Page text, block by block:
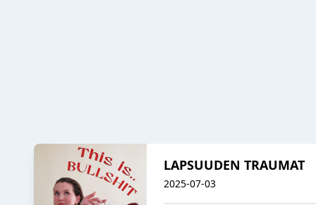
LAPSUUDEN TRAUMAT
2025-07-03